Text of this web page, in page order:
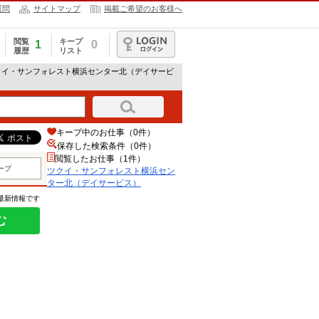
問 サイトマップ 掲載ご希望のお客様へ
閲覧
履歴
1
キープ
リスト
0
ログイン
・サンフォレスト横浜センター北（デイサービ
プ
新情報です
キープ中のお仕事（0件）
保存した検索条件（0件）
閲覧したお仕事（1件）
ツクイ・サンフォレスト横浜セン
ター北（デイサービス）